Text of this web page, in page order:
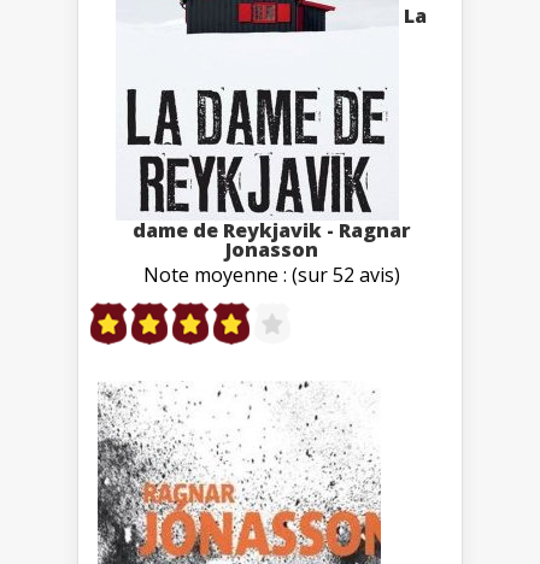
La
dame de Reykjavik - Ragnar
Jonasson
Note moyenne : (sur 52 avis)